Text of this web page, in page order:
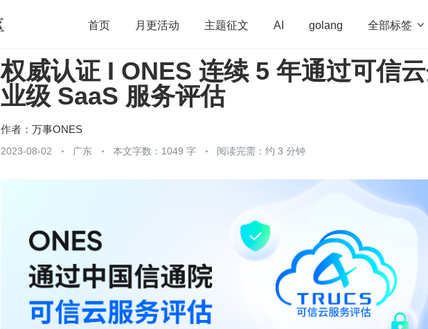
首页 月更活动 主题征文 AI golang 全部标签 
开源 架构 OpenHarmony 算法 学习方法 Web3.0 高
团队管理 程序员 运维
权威认证 I ONES 连续 5 年通过可信
业级 SaaS 服务评估
作者： 万事ONES
2023-08-02 广东 本文字数：1049 字 阅读完需：约 3 分钟